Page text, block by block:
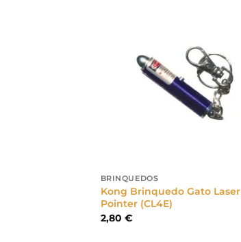
BRINQUEDOS
Kong Brinquedo Gato Laser
Pointer (CL4E)
2,80 €